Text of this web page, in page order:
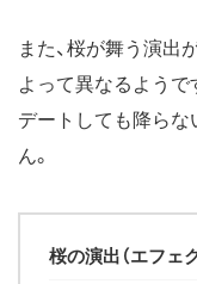
また、桜が舞う演出
よって異なるようで
デートしても降らな
ん。
桜の演出（エフェ